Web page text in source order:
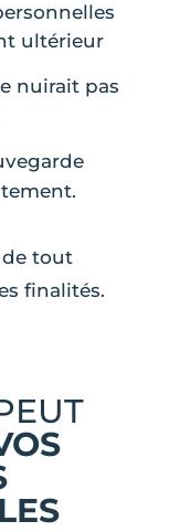
ultérieur
nuirait pas
tout
finalités.